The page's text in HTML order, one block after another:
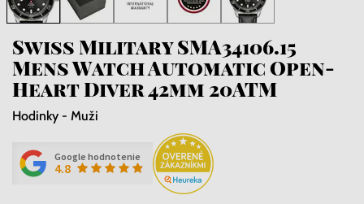
Swiss Military SMA34106.15
Mens Watch Automatic Open-
Heart Diver 42mm 20ATM
Hodinky - Muži
Google hodnotenie
4.8